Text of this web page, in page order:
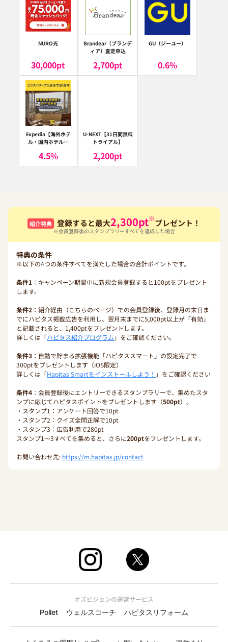
NURO光
30,000pt
Brandear（ブランデ
ィア）査定申込
2,700pt
GU（ジーユー）
0.6%
Expedia【海外ホテ
ル・国内ホテル予
ア）
4.5%
U-NEXT【31日間無料
トライアル】
2,200pt
紹介特典 登録すると最大2,300pt※プレゼント！
※会員登録後のスタンプラリーすべてを達成した場合
特典の条件
※以下の4つの条件すべてを満たした場合の合計ポイントです。
条件1 ：キャンペーン期間中に新規会員登録すると100ptをプレゼント
します。
条件2 ：紹介経由（こちらのページ）での会員登録後、登録月の末日ま
でにハピタス掲載広告を利用し、翌月末までに5,000pt以上が「有効」
と記載されると、1,400ptをプレゼントします。
詳しくは「ハピタス紹介プログラム 」をご確認ください。
条件3 ：自動で貯まる拡張機能「ハピタススマート」の設定完了で
300ptをプレゼントします（iOS限定）
詳しくは「Hapitas Smartをインストールしよう！ 」をご確認ください
条件4 ：会員登録後にエントリーできるスタンプラリーで、集めたスタ
ンプに応じてハピタスポイントをプレゼントします（500pt）。
・スタンプ1：アンケート回答で10pt
・スタンプ2：クイズ全問正解で10pt
・スタンプ3：広告利用で280pt
スタンプ1〜3すべてを集めると、さらに200ptをプレゼントします。
お問い合わせ先: https://m.hapitas.jp/contact
オズビジョンの運営サービス
Pollet
ウェルスコーチ ハピタスリフォーム